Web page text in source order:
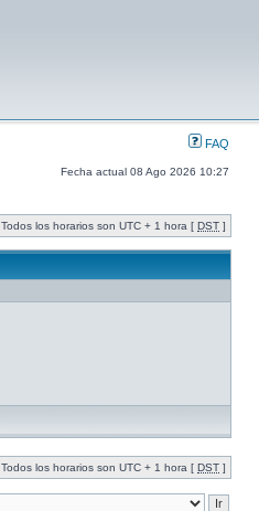
FAQ
Fecha actual 08 Ago 2026 10:27
Todos los horarios son UTC + 1 hora [ DST ]
Todos los horarios son UTC + 1 hora [ DST ]